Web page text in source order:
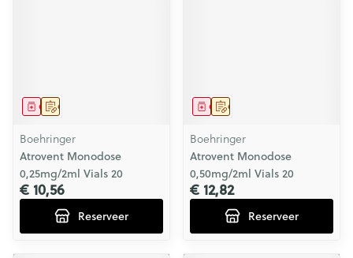
Op voorschrift
Geneesmiddel
Boehringer
Atrovent Monodose
0,25mg/2ml Vials 20
€ 10,56
Reserveer
Op voorschrift
Geneesmiddel
Boehringer
Atrovent Monodose
0,50mg/2ml Vials 20
€ 12,82
Reserveer